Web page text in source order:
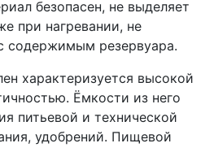
безопасен, не выделяет
при нагревании, не
содержимым резервуара.
характеризуется высокой
Ёмкости из него
питьевой и технической
удобрений. Пищевой